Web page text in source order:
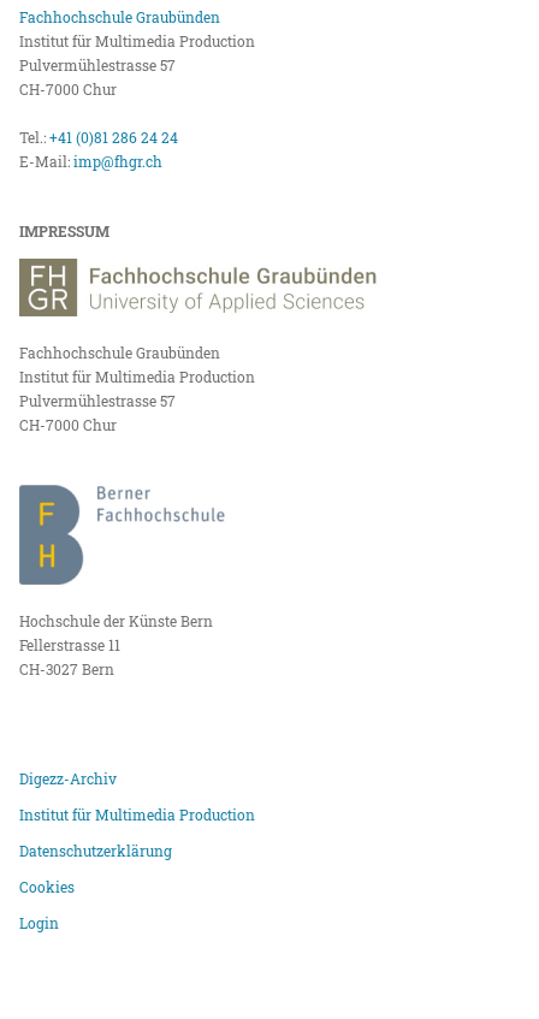
Fachhochschule Graubünden
Institut für Multimedia Production
Pulvermühlestrasse 57
CH-7000 Chur
Tel.:+41 (0)81 286 24 24
E-Mail:imp@fhgr.ch
IMPRESSUM
Fachhochschule Graubünden
Institut für Multimedia Production
Pulvermühlestrasse 57
CH-7000 Chur
Hochschule der Künste Bern
Fellerstrasse 11
CH-3027 Bern
Digezz-Archiv
Institut für Multimedia Production
Datenschutzerklärung
Cookies
Login